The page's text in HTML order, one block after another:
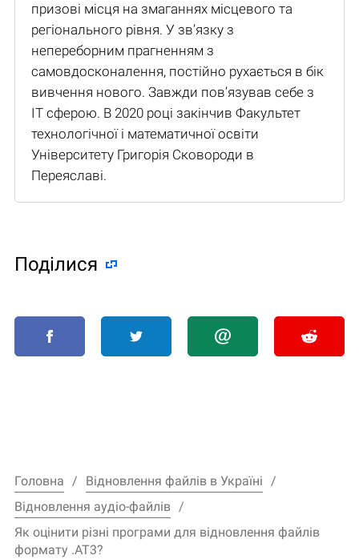
призові місця на змаганнях місцевого та
регіонального рівня. У зв’язку з
непереборним прагненням з
самовдосконалення, постійно рухається в бік
вивчення нового. Завжди пов’язував себе з
IT сферою. В 2020 році закінчив Факультет
технологічної і математичної освіти
Університету Григорія Сковороди в
Переяславі.
Поділися
Головна
Відновлення файлів в Україні
Відновлення аудіо-файлів
Як оцінити різні програми для відновлення файлів
формату .AT3?